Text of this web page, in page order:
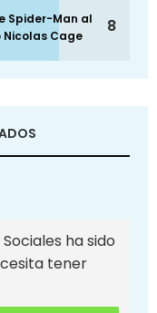
Spider-Man al
Cage
8
ha sido
tener